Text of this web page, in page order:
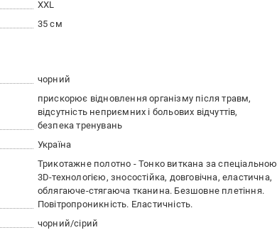
XXL
35 см
чорний
прискорює відновлення організму після травм
відсутність неприємних і больових відчуттів
безпека тренувань
Україна
Трикотажне полотно - Тонко виткана за спеціальною
3D-технологією, зносостійка, довговічна, еластична,
облягаюче-стягаюча тканина. Безшовне плетіння.
Повітропроникність. Еластичність.
чорний/сірий